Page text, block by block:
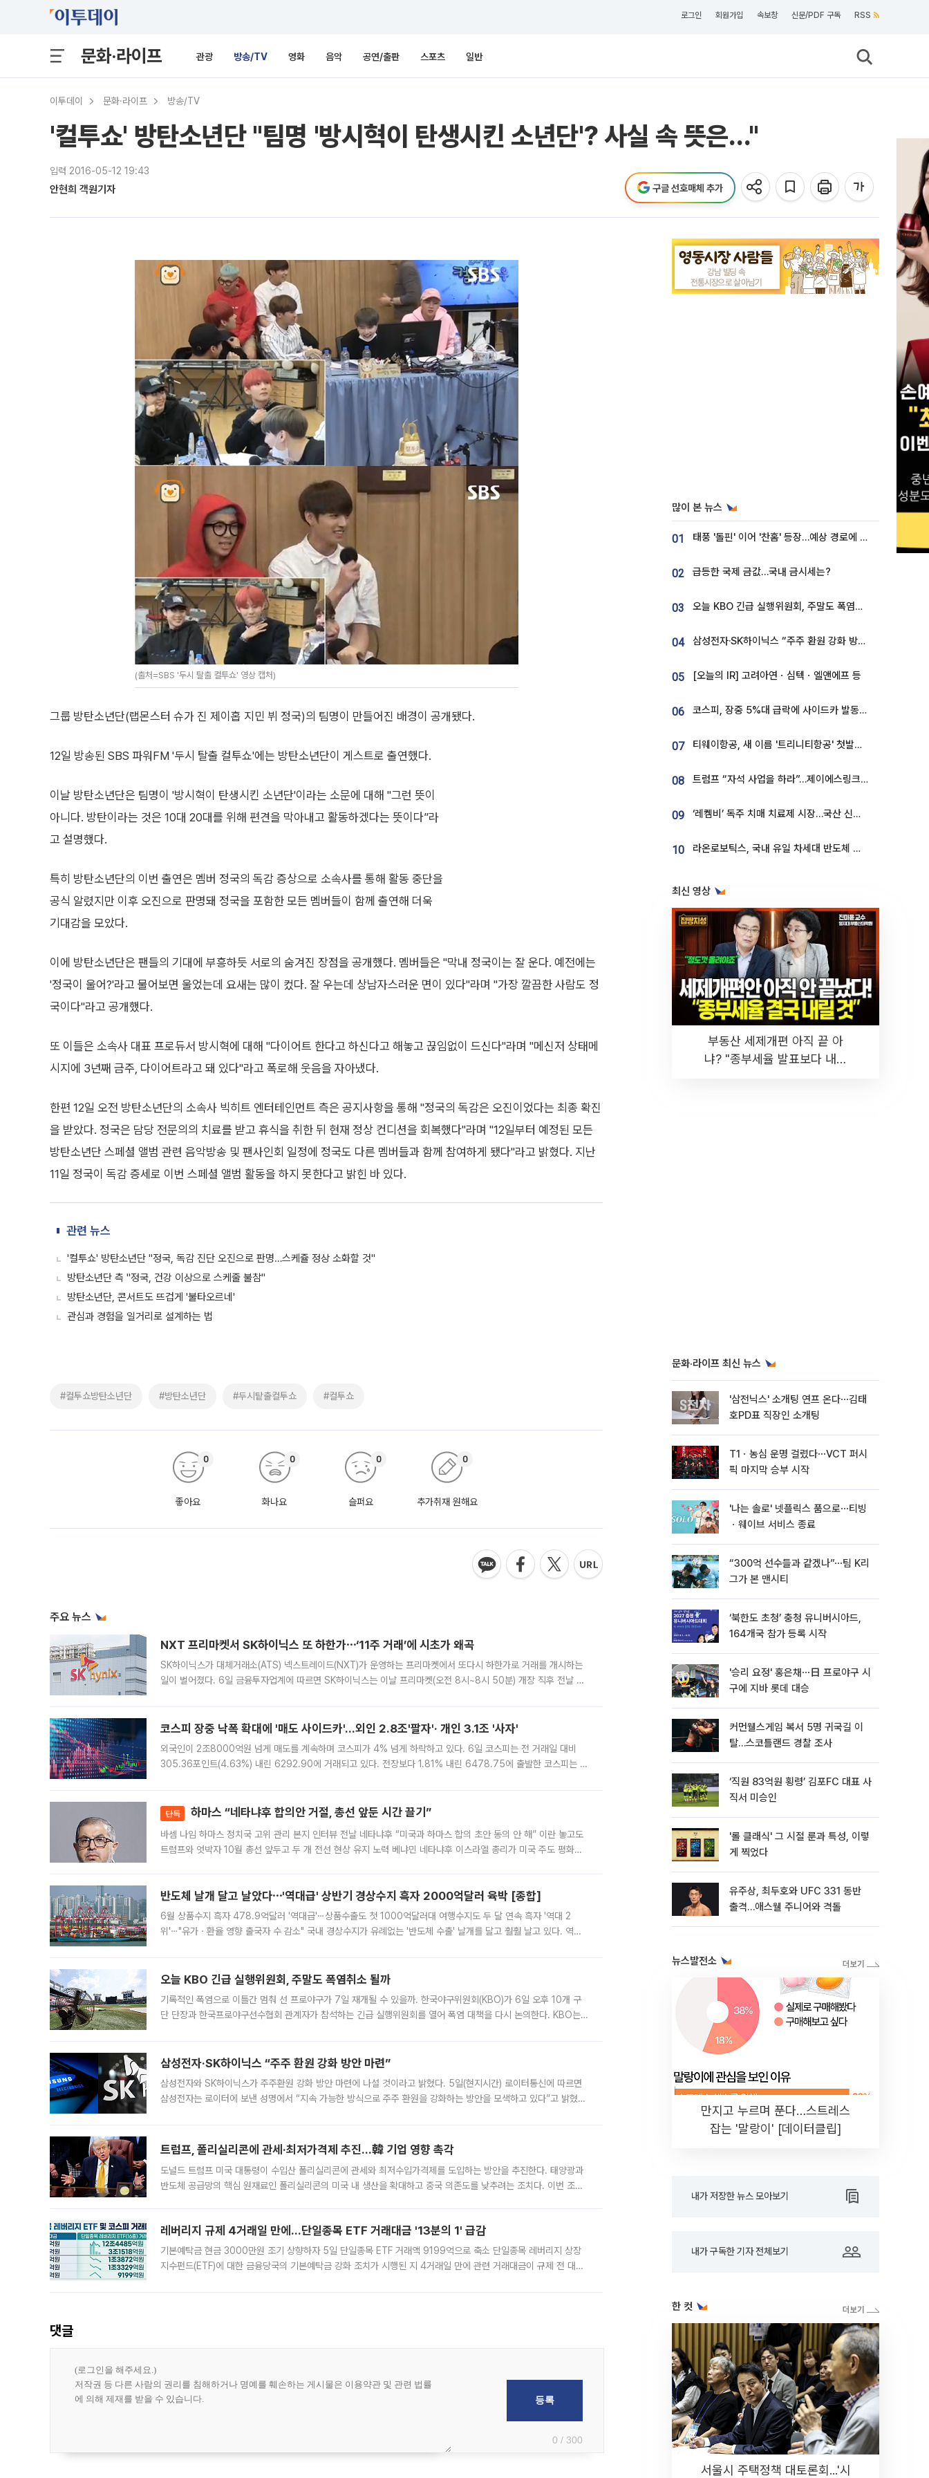
로그인 회원가입 속보창 신문/PDF 구독 RSS
문화·라이프 관광 방송/TV 영화 음악 공연/출판 스포츠 일반
이투데이 문화·라이프 방송/TV
'컬투쇼' 방탄소년단 "팀명 '방시혁이 탄생시킨 소년단'? 사실 속 뜻은…"
입력 2016-05-12 19:43
안현희 객원기자 구글 선호매체 추가
(출처=SBS '두시 탈출 컬투쇼' 영상 캡처)
그룹 방탄소년단(랩몬스터 슈가 진 제이홉 지민 뷔 정국)의 팀명이 만들어진 배경이 공개됐다.
12일 방송된 SBS 파워FM '두시 탈출 컬투쇼'에는 방탄소년단이 게스트로 출연했다.
이날 방탄소년단은 팀명이 '방시혁이 탄생시킨 소년단'이라는 소문에 대해 "그런 뜻이
아니다. 방탄이라는 것은 10대 20대를 위해 편견을 막아내고 활동하겠다는 뜻이다”라
고 설명했다.
특히 방탄소년단의 이번 출연은 멤버 정국의 독감 증상으로 소속사를 통해 활동 중단을
공식 알렸지만 이후 오진으로 판명돼 정국을 포함한 모든 멤버들이 함께 출연해 더욱
기대감을 모았다.
이에 방탄소년단은 팬들의 기대에 부흥하듯 서로의 숨겨진 장점을 공개했다. 멤버들은 "막내 정국이는 잘 운다. 예전에는
'정국이 울어?'라고 물어보면 울었는데 요새는 많이 컸다. 잘 우는데 상남자스러운 면이 있다"라며 "가장 깔끔한 사람도 정
국이다"라고 공개했다.
또 이들은 소속사 대표 프로듀서 방시혁에 대해 "다이어트 한다고 하신다고 해놓고 끊임없이 드신다"라며 "메신저 상태메
시지에 3년째 금주, 다이어트라고 돼 있다"라고 폭로해 웃음을 자아냈다.
한편 12일 오전 방탄소년단의 소속사 빅히트 엔터테인먼트 측은 공지사항을 통해 "정국의 독감은 오진이었다는 최종 확진
을 받았다. 정국은 담당 전문의의 치료를 받고 휴식을 취한 뒤 현재 정상 컨디션을 회복했다"라며 "12일부터 예정된 모든
방탄소년단 스페셜 앨범 관련 음악방송 및 팬사인회 일정에 정국도 다른 멤버들과 함께 참여하게 됐다"라고 밝혔다. 지난
11일 정국이 독감 증세로 이번 스페셜 앨범 활동을 하지 못한다고 밝힌 바 있다.
관련 뉴스
'컬투쇼' 방탄소년단 "정국, 독감 진단 오진으로 판명…스케쥴 정상 소화할 것"
방탄소년단 측 "정국, 건강 이상으로 스케줄 불참"
방탄소년단, 콘서트도 뜨겁게 '불타오르네'
관심과 경험을 일거리로 설계하는 법
#컬투쇼방탄소년단 #방탄소년단 #두시탙출컬투쇼 #컬투쇼
좋아요
0
화나요
0
슬퍼요
0
추가취재 원해요
0
주요 뉴스
NXT 프리마켓서 SK하이닉스 또 하한가⋯‘11주 거래’에 시초가 왜곡
SK하이닉스가 대체거래소(ATS) 넥스트레이드(NXT)가 운영하는 프리마켓에서 또다시 하한가로 거래를 개시하는
일이 벌어졌다. 6일 금융투자업계에 따르면 SK하이닉스는 이날 프리마켓(오전 8시~8시 50분) 개장 직후 전날 정
코스피 장중 낙폭 확대에 '매도 사이드카'…외인 2.8조'팔자'· 개인 3.1조 '사자'
외국인이 2조8000억원 넘게 매도를 계속하며 코스피가 4% 넘게 하락하고 있다. 6일 코스피는 전 거래일 대비
305.36포인트(4.63%) 내린 6292.90에 거래되고 있다. 전장보다 1.81% 내린 6478.75에 출발한 코스피는 장
단독 하마스 “네타냐후 합의안 거절, 총선 앞둔 시간 끌기”
바셈 나임 하마스 정치국 고위 관리 본지 인터뷰 전날 네타냐후 “미국과 하마스 합의 초안 동의 안 해” 이란 놓고도
트럼프와 엇박자 10월 총선 앞두고 두 개 전선 현상 유지 노력 베냐민 네타냐후 이스라엘 총리가 미국 주도 평화위
반도체 날개 달고 날았다⋯'역대급' 상반기 경상수지 흑자 2000억달러 육박 [종합]
6월 상품수지 흑자 478.9억달러 '역대급'⋯상품수출도 첫 1000억달러대 여행수지도 두 달 연속 흑자 '역대 2
위'⋯"유가ㆍ환율 영향 출국자 수 감소" 국내 경상수지가 유례없는 '반도체 수출' 날개를 달고 훨훨 날고 있다. 역대
오늘 KBO 긴급 실행위원회, 주말도 폭염취소 될까
기록적인 폭염으로 이틀간 멈춰 선 프로야구가 7일 재개될 수 있을까. 한국야구위원회(KBO)가 6일 오후 10개 구
단 단장과 한국프로야구선수협회 관계자가 참석하는 긴급 실행위원회를 열어 폭염 대책을 다시 논의한다. KBO는
삼성전자·SK하이닉스 “주주 환원 강화 방안 마련”
삼성전자와 SK하이닉스가 주주환원 강화 방안 마련에 나설 것이라고 밝혔다. 5일(현지시간) 로이터통신에 따르면
삼성전자는 로이터에 보낸 성명에서 “지속 가능한 방식으로 주주 환원을 강화하는 방안을 모색하고 있다”고 밝혔다.
트럼프, 폴리실리콘에 관세·최저가격제 추진…韓 기업 영향 촉각
도널드 트럼프 미국 대통령이 수입산 폴리실리콘에 관세와 최저수입가격제를 도입하는 방안을 추진한다. 태양광과
반도체 공급망의 핵심 원재료인 폴리실리콘의 미국 내 생산을 확대하고 중국 의존도를 낮추려는 조치다. 이번 조처
레버리지 규제 4거래일 만에…단일종목 ETF 거래대금 '13분의 1' 급감
기본예탁금 현금 3000만원 조기 상향하자 5일 단일종목 ETF 거래액 9199억으로 축소 단일종목 레버리지 상장
지수펀드(ETF)에 대한 금융당국의 기본예탁금 강화 조치가 시행된 지 4거래일 만에 관련 거래대금이 규제 전 대비
댓글
0 / 300
많이 본 뉴스
01 태풍 '돌핀' 이어 '찬홈' 등장…예상 경로에 한국 '한숨'
02 급등한 국제 금값…국내 금시세는?
03 오늘 KBO 긴급 실행위원회, 주말도 폭염취소 될까
04 삼성전자·SK하이닉스 “주주 환원 강화 방안 마련”
05 [오늘의 IR] 고려아연ㆍ심텍ㆍ엘앤에프 등
06 코스피, 장중 5%대 급락에 사이드카 발동…삼성·SK 동반 폭락
07 티웨이항공, 새 이름 '트리니티항공' 첫발…SSC 전략 본격화
08 트럼프 “자석 사업을 하라”…제이에스링크, 비중국 영구자석 공급망 구축 속도
09 ‘레켐비’ 독주 치매 치료제 시장…국산 신약 등장하나
10 라온로보틱스, 국내 유일 차세대 반도체 공정 로봇 개발 ‘고객사 테스트 진행’
최신 영상
부동산 세제개편 아직 끝 아
냐? "종부세율 발표보다 내릴
문화·라이프 최신 뉴스
'삼전닉스' 소개팅 연프 온다⋯김태
호PD표 직장인 소개팅
T1ㆍ농심 운명 걸렸다⋯VCT 퍼시
픽 마지막 승부 시작
'나는 솔로' 넷플릭스 품으로⋯티빙
ㆍ웨이브 서비스 종료
“300억 선수들과 같겠나”⋯팀 K리
그가 본 맨시티
‘북한도 초청’ 충청 유니버시아드,
164개국 참가 등록 시작
'승리 요정' 홍은채⋯日 프로야구 시
구에 지바 롯데 대승
커먼웰스게임 복서 5명 귀국길 이
탈…스코틀랜드 경찰 조사
‘직원 83억원 횡령’ 김포FC 대표 사
직서 미승인
'롤 클래식' 그 시절 룬과 특성, 이렇
게 찍었다
유주상, 최두호와 UFC 331 동반
출격…애스웰 주니어와 격돌
뉴스발전소
만지고 누르며 푼다…스트레스
잡는 '말랑이' [데이터클립]
내가 저장한 뉴스 모아보기
내가 구독한 기자 전체보기
한 컷
서울시 주택정책 대토론회...'시